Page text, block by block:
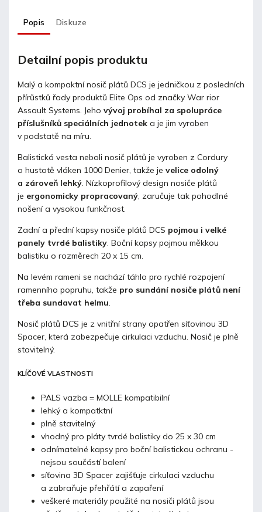
Popis Diskuze
Detailní popis produktu
Malý a kompaktní nosič plátů DCS je jedničkou z posledních
přírůstků řady produktů Elite Ops od značky War rior
Assault Systems. Jeho vývoj probíhal za spolupráce
příslušníků speciálních jednotek a je jim vyroben
v podstatě na míru.
Balistická vesta neboli nosič plátů je vyroben z Cordury
o hustotě vláken 1000 Denier, takže je velice odolný
a zároveň lehký. Nízkoprofilový design nosiče plátů
je ergonomicky propracovaný, zaručuje tak pohodlné
nošení a vysokou funkčnost.
Zadní a přední kapsy nosiče plátů DCS pojmou i velké
panely tvrdé balistiky. Boční kapsy pojmou měkkou
balistiku o rozměrech 20 x 15 cm.
Na levém rameni se nachází táhlo pro rychlé rozpojení
ramenního popruhu, takže pro sundání nosiče plátů není
třeba sundavat helmu.
Nosič plátů DCS je z vnitřní strany opatřen síťovinou 3D
Spacer, která zabezpečuje cirkulaci vzduchu. Nosič je plně
stavitelný.
KLÍČOVÉ VLASTNOSTI
PALS vazba = MOLLE kompatibilní
lehký a kompatktní
plně stavitelný
vhodný pro pláty tvrdé balistiky do 25 x 30 cm
odnímatelné kapsy pro boční balistickou ochranu -
nejsou součástí balení
síťovina 3D Spacer zajišťuje cirkulaci vzduchu
a zabraňuje přehřátí a zapaření
veškeré materiály použité na nosiči plátů jsou